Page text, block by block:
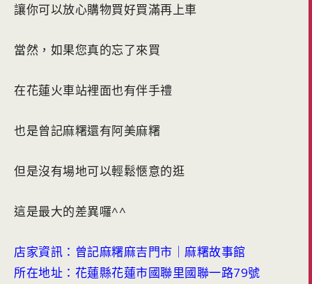
讓你可以放心購物買好買滿再上車
當然，如果您真的忘了來買
在花蓮火車站裡面也有伴手禮
也是曾記麻糬還有阿美麻糬
但是沒有場地可以輕鬆愜意的逛
這是最大的差異囉^^
店家資訊：曾記麻糬麻吉門市｜麻糬故事館
所在地址：花蓮縣花蓮市國聯里國聯一路79號